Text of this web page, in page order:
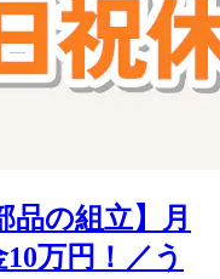
品の組立】月
万円！／う